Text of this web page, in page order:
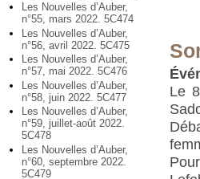
Les Nouvelles d’Auber,
n°55, mars 2022. 5C474
Les Nouvelles d’Auber,
n°56, avril 2022. 5C475
Les Nouvelles d’Auber,
n°57, mai 2022. 5C476
Les Nouvelles d’Auber,
n°58, juin 2022. 5C477
Les Nouvelles d’Auber,
n°59, juillet-août 2022.
5C478
Les Nouvelles d’Auber,
n°60, septembre 2022.
5C479
Le